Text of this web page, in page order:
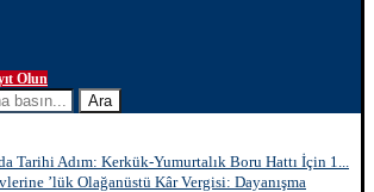
Olun
Ara
Tarihi Adım: Kerkük-Yumurtalık Boru Hattı İçin 1...
’lük Olağanüstü Kâr Vergisi: Dayanışma